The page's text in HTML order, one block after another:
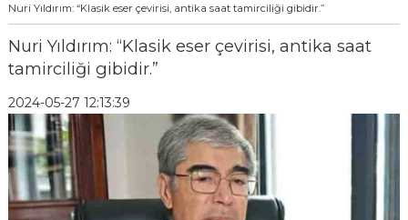
Nuri Yıldırım: “Klasik eser çevirisi, antika saat tamirciliği gibidir.”
Nuri Yıldırım: “Klasik eser çevirisi, antika saat
tamirciliği gibidir.”
2024-05-27 12:13:39